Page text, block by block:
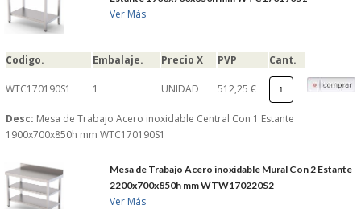
Ver Más
Codigo. Embalaje. Precio X PVP Cant.
WTC170190S1 1 UNIDAD 512,25 €
Desc: Mesa de Trabajo Acero inoxidable Central Con 1 Estante
1900x700x850h mm WTC170190S1
Mesa de Trabajo Acero inoxidable Mural Con 2 Estante
2200x700x850h mm WTW170220S2
Ver Más